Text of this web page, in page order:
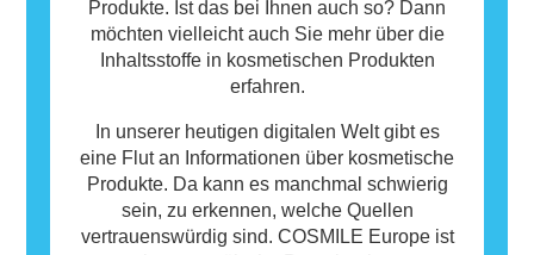
Produkte. Ist das bei Ihnen auch so? Dann
möchten vielleicht auch Sie mehr über die
Inhaltsstoffe in kosmetischen Produkten
erfahren.
In unserer heutigen digitalen Welt gibt es
eine Flut an Informationen über kosmetische
Produkte. Da kann es manchmal schwierig
sein, zu erkennen, welche Quellen
vertrauenswürdig sind. COSMILE Europe ist